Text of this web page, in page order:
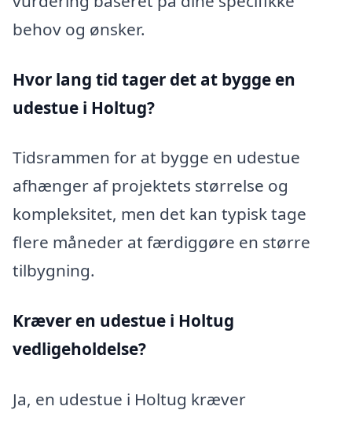
behov og ønsker.
Hvor lang tid tager det at bygge en
udestue i Holtug?
Tidsrammen for at bygge en udestue
afhænger af projektets størrelse og
kompleksitet, men det kan typisk tage
flere måneder at færdiggøre en større
tilbygning.
Kræver en udestue i Holtug
vedligeholdelse?
Ja, en udestue i Holtug kræver